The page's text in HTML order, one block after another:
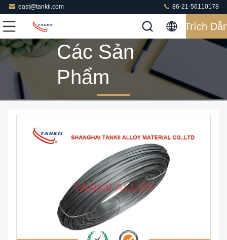
east@tankii.com 86-21-56110178
Trích
Các Sản
Phẩm